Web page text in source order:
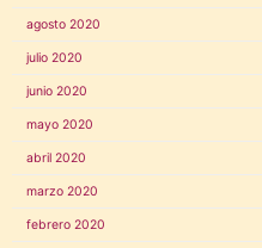
agosto 2020
julio 2020
junio 2020
mayo 2020
abril 2020
marzo 2020
febrero 2020